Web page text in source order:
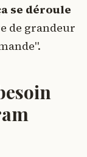
se déroule
de grandeur